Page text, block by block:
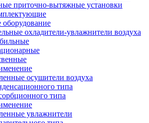
приточно-вытяжные установки
оборудование
охладители-увлажнители воздуха
осушители воздуха
типа
типа
увлажнители